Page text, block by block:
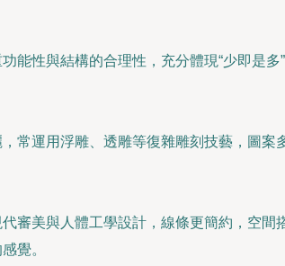
能性與結構的合理性，充分體現“少即是
常運用浮雕、透雕等復雜雕刻技藝，圖
審美與人體工學設計，線條更簡約，空
覺。